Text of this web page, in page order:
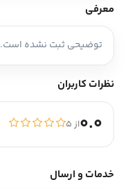
معرفی
توضیحی ثبت نشده است.
نظرات کاربران
0.0از ۵
خدمات و ارسال